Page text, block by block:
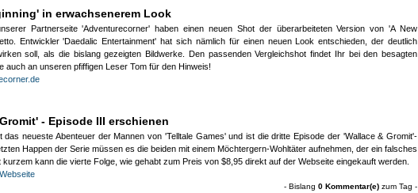
und kontaktiere uns, sollten Fragen sein!
HTML ist deaktiviert | max. 2500 Zeichen
_ 15:31:46)
aussieht soll jetzt von Telltale Games jedes Spiel, das irgendwann mal mehr als eine
Handvoll von Käufern gefunden hat, scheibchenweise ausgeschlachtet werden.
Häppchen einzeln zu erwerben.
ich ganz gut ohne auskommen.
in erwachsenerem Look
Partnerseite 'Adventurecorner' haben einen neuen Shot der überarbeiteten Version von 'A New
Entwickler 'Daedalic Entertainment' hat sich nämlich für einen neuen Look entschieden, der deutlich
soll, als die bislang gezeigten Bildwerke. Den passenden Vergleichshot findet Ihr bei den besagten
auch an unseren pfiffigen Leser Tom für den Hinweis!
- Episode III erschienen
das neueste Abenteuer der Mannen von 'Telltale Games' und ist die dritte Episode der 'Wallace & Gromit'-
Happen der Serie müssen es die beiden mit einem Möchtergern-Wohltäter aufnehmen, der ein falsches
kurzem kann die vierte Folge, wie gehabt zum Preis von $8,95 direkt auf der Webseite eingekauft werden.
- Bislang 0 Kommentar(e) zum Tag -